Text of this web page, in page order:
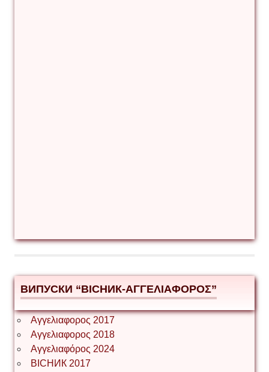
ВИПУСКИ “ВІСНИК-ΑΓΓΕΛΙΑΦΟΡΟΣ”
Αγγελιαφορος 2017
Αγγελιαφορος 2018
Αγγελιαφόρος 2024
ВІСНИК 2017